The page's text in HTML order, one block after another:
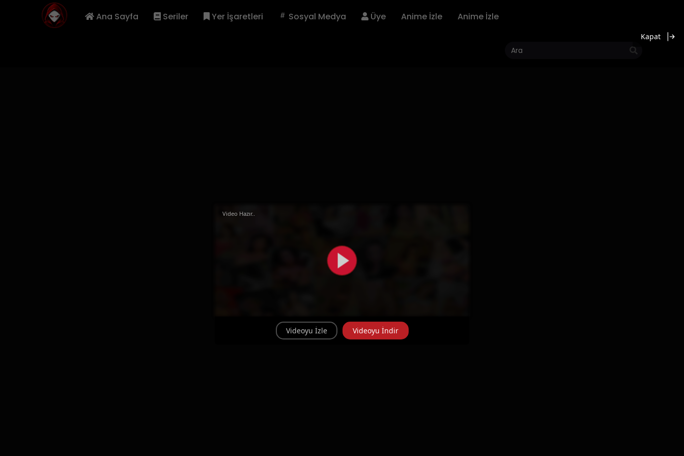
Ana Sayfa Seriler Yer İşaretleri Sosyal Medya Üye Anime İzle Anime İzle
Video Hazır..
Videoyu İzle Videoyu İndir
Kapat